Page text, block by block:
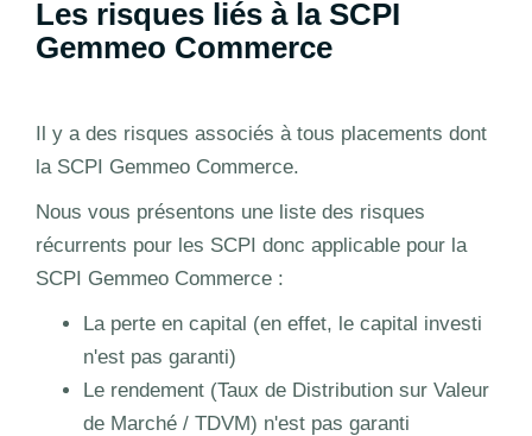
Les risques liés à la SCPI
Gemmeo Commerce
Il y a des risques associés à tous placements dont
la SCPI Gemmeo Commerce.
Nous vous présentons une liste des risques
récurrents pour les SCPI donc applicable pour la
SCPI Gemmeo Commerce :
La perte en capital (en effet, le capital investi
n'est pas garanti)
Le rendement (Taux de Distribution sur Valeur
de Marché / TDVM) n'est pas garanti